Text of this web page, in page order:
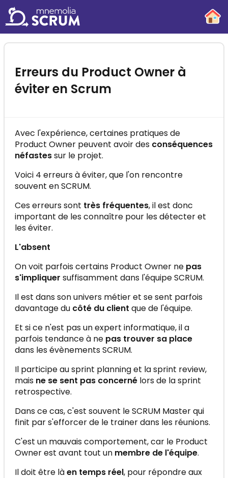
Erreurs du Product Owner à
éviter en Scrum
Avec l'expérience, certaines pratiques de
Product Owner peuvent avoir des conséquences
néfastessur le projet.
Voici 4 erreurs à éviter, que l'on rencontre
souvent en SCRUM.
Ces erreurs sont très fréquentes, il est donc
important de les connaître pour les détecter et
les éviter.
L'absent
On voit parfois certains Product Owner ne pas
s'impliquer suffisamment dans l'équipe SCRUM.
Il est dans son univers métier et se sent parfois
davantage du côté du client que de l'équipe.
Et si ce n'est pas un expert informatique, il a
parfois tendance à ne pas trouver sa place
dans les évènements SCRUM.
Il participe au sprint planning et la sprint review,
mais ne se sent pas concerné lors de la sprint
retrospective.
Dans ce cas, c'est souvent le SCRUM Master qui
finit par s'efforcer de le trainer dans les réunions.
C'est un mauvais comportement, car le Product
Owner est avant tout un membre de l'équipe.
Il doit être làen temps réel, pour répondre aux
"Mnemolia SCRUM"
Maîtrisez la méthode SCRUM en quelques
minutes par jour !